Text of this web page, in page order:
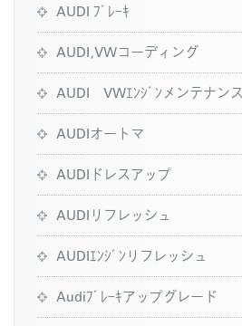
AUDI ﾌﾞﾚｰｷ
AUDI,VWコーディング
AUDI VWｴﾝｼﾞﾝメンテナンス
AUDIオートマ
AUDIドレスアップ
AUDIリフレッシュ
AUDIｴﾝｼﾞﾝリフレッシュ
Audiﾌﾞﾚｰｷアップグレード